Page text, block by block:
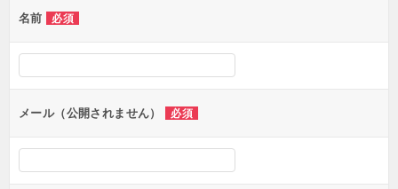
ー
シ
ョ
ン
名前 必須
メール（公開されません） 必須